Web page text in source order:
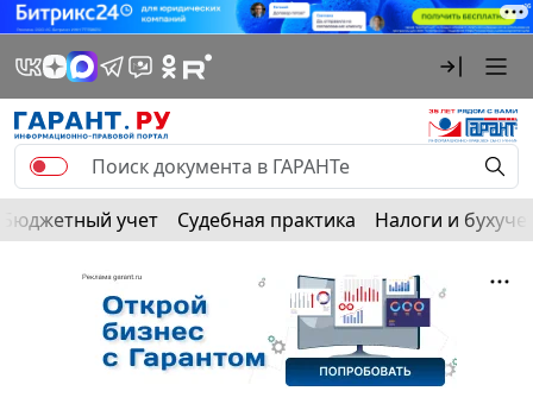
Бюджетный учет Судебная практика Налоги и